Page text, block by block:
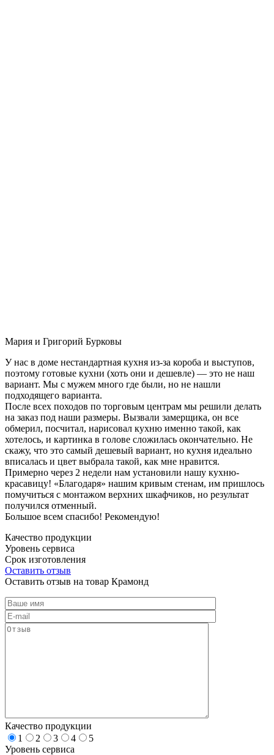
Мария и Григорий Бурковы
У нас в доме нестандартная кухня из-за короба и выступов,
поэтому готовые кухни (хоть они и дешевле) — это не наш
вариант. Мы с мужем много где были, но не нашли
подходящего варианта.
После всех походов по торговым центрам мы решили делать
на заказ под наши размеры. Вызвали замерщика, он все
обмерил, посчитал, нарисовал кухню именно такой, как
хотелось, и картинка в голове сложилась окончательно. Не
скажу, что это самый дешевый вариант, но кухня идеально
вписалась и цвет выбрала такой, как мне нравится.
Примерно через 2 недели нам установили нашу кухню-
красавицу! «Благодаря» нашим кривым стенам, им пришлось
помучиться с монтажом верхних шкафчиков, но результат
получился отменный.
Большое всем спасибо! Рекомендую!
Качество продукции
Уровень сервиса
Срок изготовления
Оставить отзыв
Оставить отзыв на товар Крамонд
Качество продукции
1
2 3 4
5
Уровень сервиса